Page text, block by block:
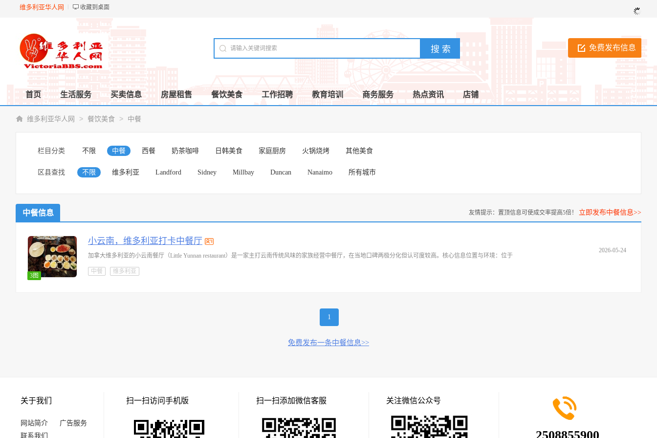
维多利亚华人网 收藏到桌面
免费发布信息
首页 生活服务 买卖信息 房屋租售 餐饮美食 工作招聘 教育培训 商务服务 热点资讯 店铺
维多利亚华人网 > 餐饮美食 > 中餐
栏目分类 不限 中餐 西餐 奶茶咖啡 日韩美食 家庭厨房 火锅烧烤 其他美食
区县查找 不限 维多利亚 Landford Sidney Millbay Duncan Nanaimo 所有城市
中餐信息 友情提示：置顶信息可使成交率提高5倍！ 立即发布中餐信息>>
3图
2026-05-24
小云南，维多利亚打卡中餐厅
加拿大维多利亚的‌小云南餐厅（Little Yunnan restaurant）‌是一家主打云南传统风味的家族经营中餐厅，在当地口碑两极分化但认可度较高。核心信息‌位置与环境‌：位于
中餐 维多利亚
1
免费发布一条中餐信息>>
关于我们
网站简介
广告服务
联系我们
扫一扫访问手机版 扫一扫添加微信客服 关注微信公众号